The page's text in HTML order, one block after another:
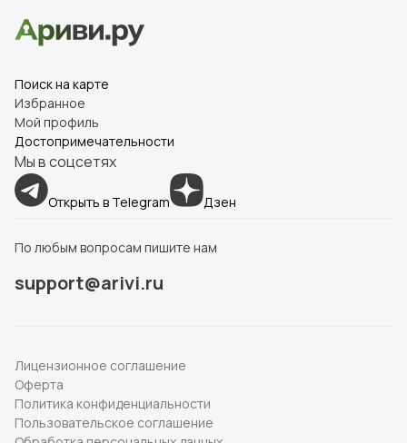
Поиск на карте
Избранное
Мой профиль
Достопримечательности
Мы в соцсетях
Открыть в Telegram Дзен
По любым вопросам пишите нам
support@arivi.ru
Лицензионное соглашение
Оферта
Политика конфиденциальности
Пользовательское соглашение